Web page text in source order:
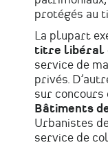
protégés au
La plupart
titre libéral
service de
privés.
sur concours
Bâtiments
Urbanistes
service de